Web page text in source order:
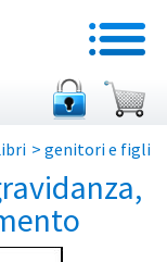
> genitori e figli